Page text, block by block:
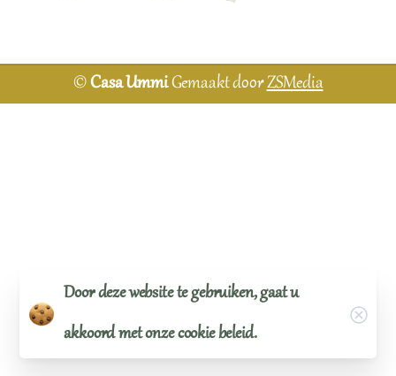
©Casa UmmiGemaakt doorZSMedia
Door deze website te gebruiken, gaat u
akkoord met onze cookie beleid.
Close